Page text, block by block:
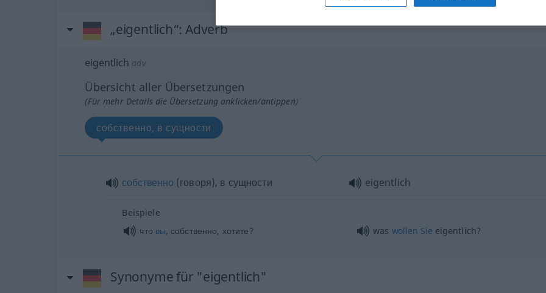
„eigentlich“: Adverb
eigentlich adv
Übersicht aller Übersetzungen
(Für mehr Details die Übersetzung anklicken/antippen)
собственно, в сущности
собственно (говоря), в сущности eigentlich
Beispiele
что вы, собственно, хотите? was wollen Sie eigentlich?
Synonyme für "eigentlich"